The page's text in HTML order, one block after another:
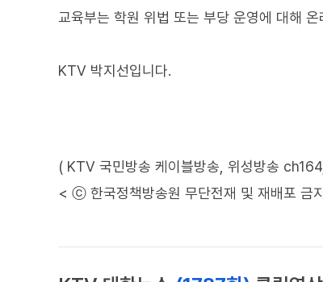
교육부는 학원 위법 또는 부당 운영에 대해
KTV 박지선입니다.
( KTV 국민방송 케이블방송, 위성방송 ch164,
< ⓒ 한국정책방송원 무단전재 및 재배포 금